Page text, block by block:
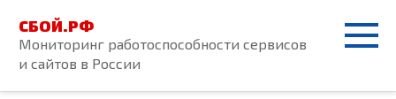
контенту
СБОЙ.РФ
Мониторинг работоспособности сервисов
и сайтов в России